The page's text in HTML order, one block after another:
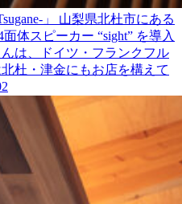
」
山梨県北杜市にある
面体スピーカー “sight” を導入
は、ドイツ・フランクフル
杜・津金にもお店を構えて